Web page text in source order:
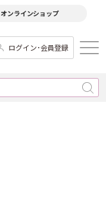
オンラインショップ
ログイン･会員登録